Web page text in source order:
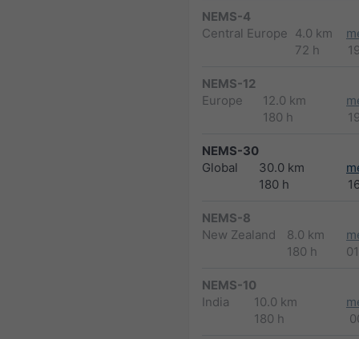
NEMS-4
Central Europe 4.0 km
72 h
NEMS-12
Europe
12.0 km
180 h
NEMS-30
Global
30.0 km
180 h
NEMS-8
New Zealand
8.0 km
180 h
NEMS-10
India
10.0 km
180 h